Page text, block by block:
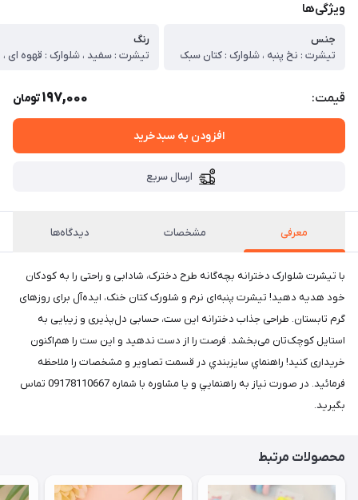
ویژگی‌ها
جنس
تیشرت : نخ پنبه ، شلوارک : کتان سبک
رنگ
قیمت: 197,000تومان
افزودن به سبدخرید
ارسال سریع
معرفی مشخصات دیدگاه‌ها
با تیشرت شلوارک دخترانه بچه‌گانه طرح دخترک، شادابی و راحتی را به کودکان
خود هدیه دهید! تیشرت پنبه‌ای نرم و شلورک کتان خنک، ایده‌آل برای روزهای
گرم تابستان. طراحی جذاب دخترانه این ست، حسابی دل‌پذیری و زیبایی به
استایل کوچک‌تان می‌بخشد. فرصت را از دست ندهید و این ست را هم‌اکنون
خریداری کنید! راهنماي سايزبندي در قسمت تصاوير و مشخصات را ملاحظه
فرمائيد. در صورت نياز به راهنمايي و يا مشاوره با شماره 09178110667 تماس
بگيريد.
محصولات مرتبط